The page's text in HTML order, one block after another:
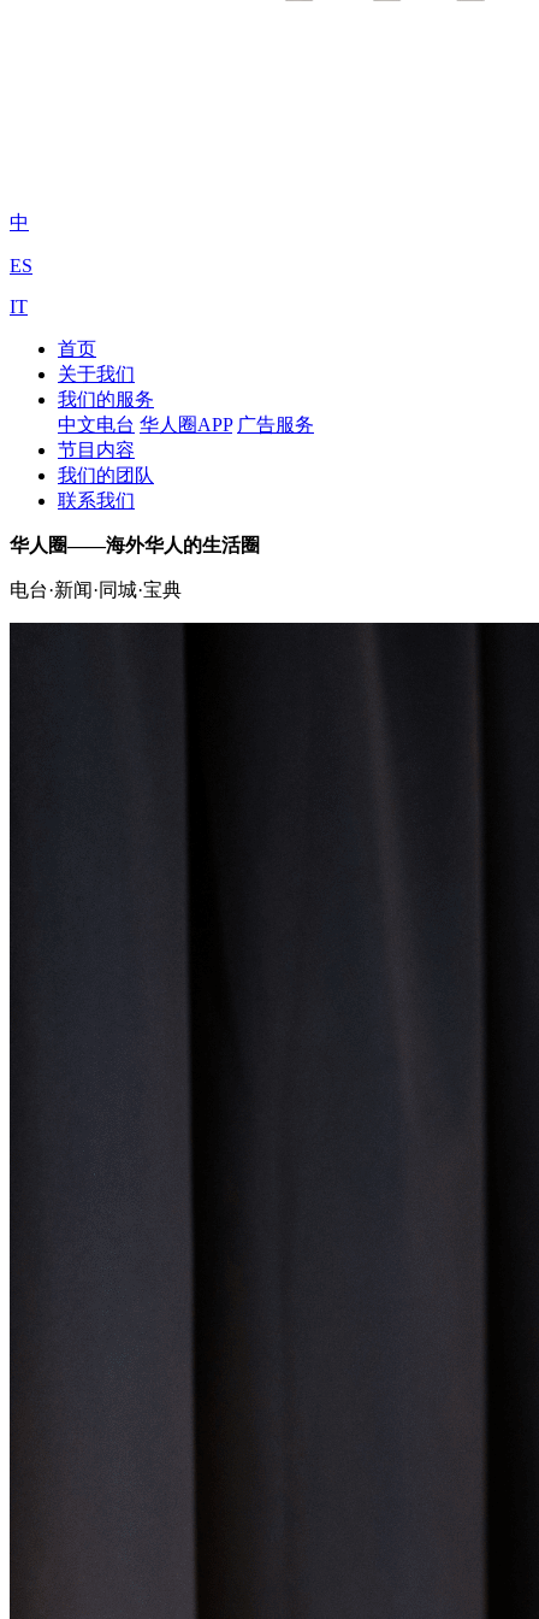
中
ES
IT
首页
关于我们
我们的服务
中文电台 华人圈APP 广告服务
节目内容
我们的团队
联系我们
华人圈——海外华人的生活圈
电台·新闻·同城·宝典